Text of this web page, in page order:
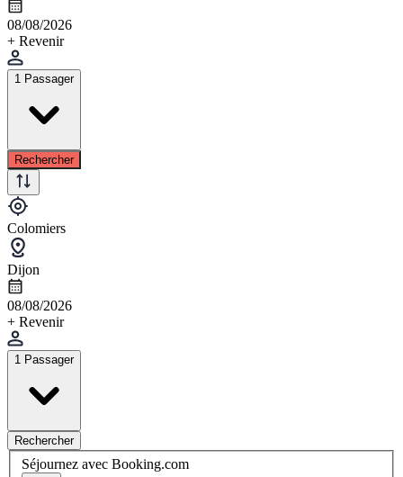
08/08/2026
+ Revenir
1 Passager
Rechercher
Colomiers
Dijon
08/08/2026
+ Revenir
1 Passager
Rechercher
Séjournez avec Booking.com